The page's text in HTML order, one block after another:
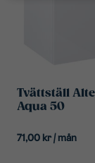
Tvättställ
Aqua 50
71,00 kr/ mån